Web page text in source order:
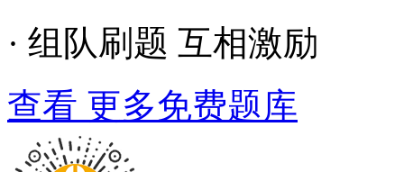
· 组队刷题 互相激励
查看 更多免费题库